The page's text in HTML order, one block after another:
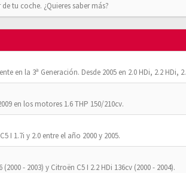
tu coche. ¿Quieres saber más?
en la 3ª Generación. Desde 2005 en 2.0 HDi, 2.2 HDi,
en los motores 1.6 THP 150/210cv.
I 1.7i y 2.0 entre el año 2000 y 2005.
- 2003) y Citroën C5 I 2.2 HDi 136cv (2000 - 2004).